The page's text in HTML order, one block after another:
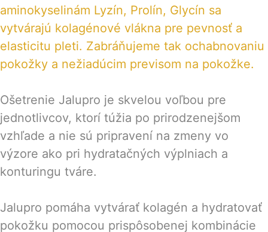
aminokyselinám Lyzín, Prolín, Glycín sa
vytvárajú kolagénové vlákna pre pevnosť a
elasticitu pleti. Zabráňujeme tak ochabnovaniu
pokožky a nežiadúcim previsom na pokožke.
Ošetrenie Jalupro je skvelou voľbou pre
jednotlivcov, ktorí túžia po prirodzenejšom
vzhľade a nie sú pripravení na zmeny vo
výzore ako pri hydratačných výplniach a
konturingu tváre.
Jalupro pomáha vytvárať kolagén a hydratovať
pokožku pomocou prispôsobenej kombinácie